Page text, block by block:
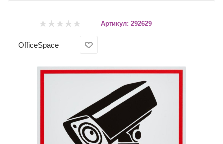
Артикул: 292629
OfficeSpace